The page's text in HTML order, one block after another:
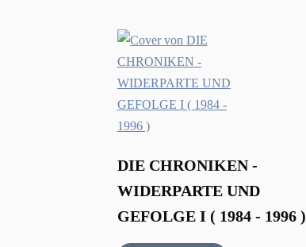
DIE CHRONIKEN -
WIDERPARTE UND
GEFOLGE I ( 1984 - 1996 )